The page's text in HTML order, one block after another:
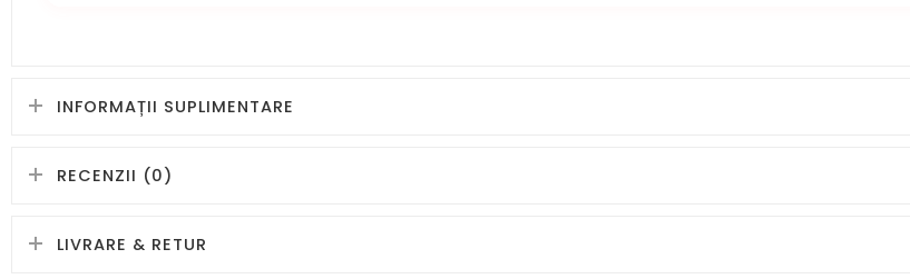
INFORMAȚII SUPLIMENTARE
RECENZII (0)
LIVRARE & RETUR